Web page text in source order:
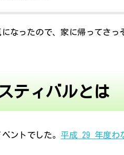
なったので、家に帰ってさっ
ティバルとは
ントでした。 平成 29 年度わ